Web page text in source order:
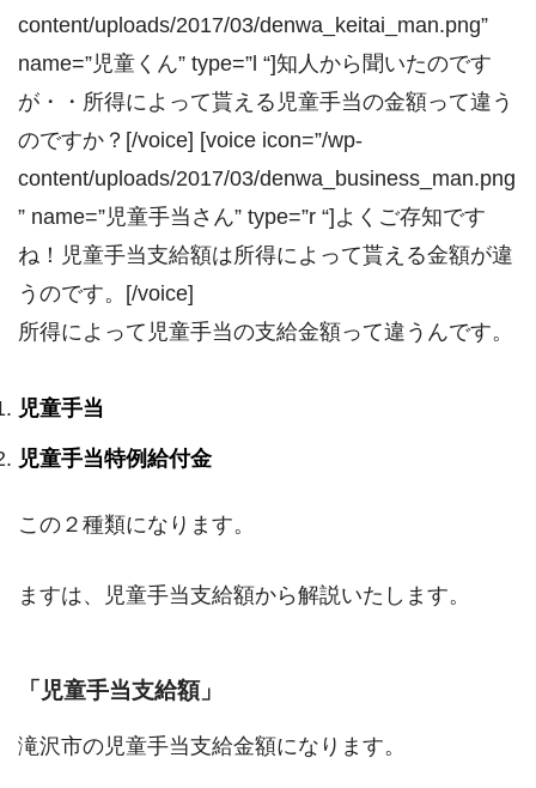
content/uploads/2017/03/denwa_keitai_man.png”
name=”児童くん” type=”l “]知人から聞いたのです
が・・所得によって貰える児童手当の金額って違う
のですか？[/voice] [voice icon=”/wp-
content/uploads/2017/03/denwa_business_man.png
” name=”児童手当さん” type=”r “]よくご存知です
ね！児童手当支給額は所得によって貰える金額が違
うのです。[/voice]
所得によって児童手当の支給金額って違うんです。
児童手当
児童手当特例給付金
この２種類になります。
ますは、児童手当支給額から解説いたします。
「児童手当支給額」
滝沢市の児童手当支給金額になります。